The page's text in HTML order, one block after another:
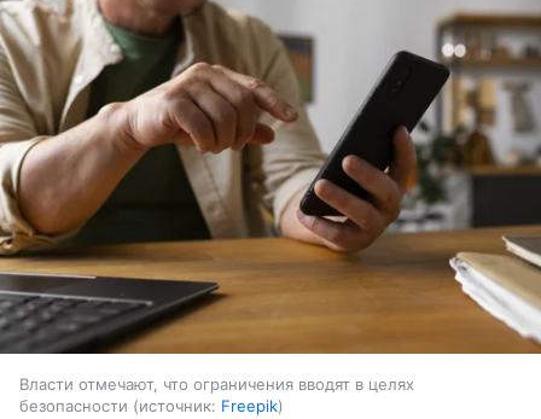
Власти отмечают, что ограничения вводят в целях
безопасности
источник: Freepik